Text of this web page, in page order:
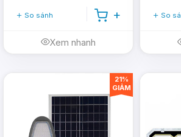
Thiết bị đã được tích hợp cảm
điện và hoạt đông thông minh
năng lượng mặt trời DMT-
động tắt còn vào ban đêm
chiếu sáng nên bạn không cần
thủ công như những chiếc đèn
thường.
So sánh
Xem nhanh
So
21%
GIẢM